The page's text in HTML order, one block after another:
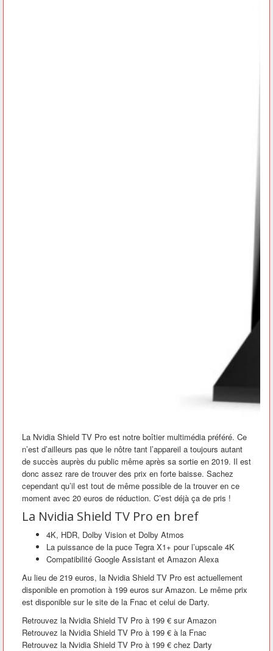
La Nvidia Shield TV Pro est notre boîtier multimédia préféré. Ce
n’est d’ailleurs pas que le nôtre tant l’appareil a toujours autant
de succès auprès du public même après sa sortie en 2019. Il est
donc assez rare de trouver des prix en forte baisse. Sachez
cependant qu’il est tout de même possible de la trouver en ce
moment avec 20 euros de réduction. C’est déjà ça de pris !
La Nvidia Shield TV Pro en bref
4K, HDR, Dolby Vision et Dolby Atmos
La puissance de la puce Tegra X1+ pour l’upscale 4K
Compatibilité Google Assistant et Amazon Alexa
Au lieu de 219 euros, la Nvidia Shield TV Pro est actuellement
disponible en promotion à 199 euros sur Amazon. Le même prix
est disponible sur le site de la Fnac et celui de Darty.
Retrouvez la Nvidia Shield TV Pro à 199 € sur Amazon
Retrouvez la Nvidia Shield TV Pro à 199 € à la Fnac
Retrouvez la Nvidia Shield TV Pro à 199 € chez Darty